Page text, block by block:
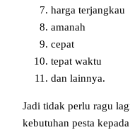
harga terjangkau
amanah
cepat
tepat waktu
dan lainnya.
Jadi tidak perlu ragu
kebutuhan pesta